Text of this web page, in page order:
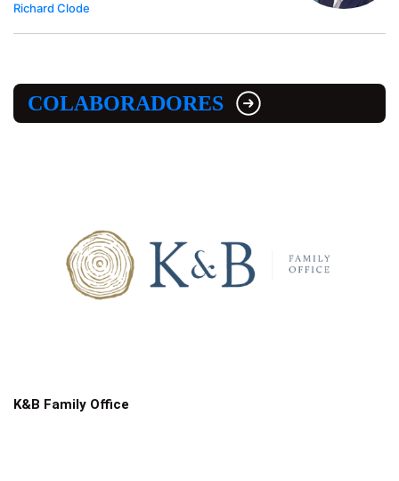
Richard Clode
COLABORADORES
K&B Family Office